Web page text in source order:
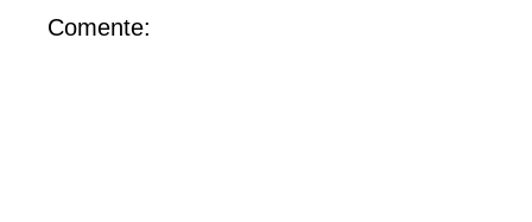
Comente: